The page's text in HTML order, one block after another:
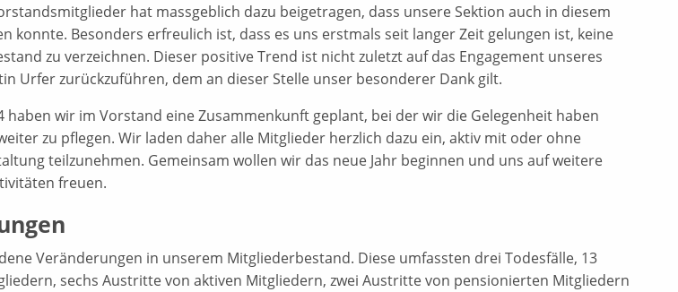
hat massgeblich dazu beigetragen, dass unsere Sektion auch in diesem
konnte. Besonders erfreulich ist, dass es uns erstmals seit langer Zeit gelungen ist, keine
zu verzeichnen. Dieser positive Trend ist nicht zuletzt auf das Engagement unseres
Urfer zurückzuführen, dem an dieser Stelle unser besonderer Dank gilt.
haben wir im Vorstand eine Zusammenkunft geplant, bei der wir die Gelegenheit haben
zu pflegen. Wir laden daher alle Mitglieder herzlich dazu ein, aktiv mit oder ohne
teilzunehmen. Gemeinsam wollen wir das neue Jahr beginnen und uns auf weitere
freuen.
Veränderungen in unserem Mitgliederbestand. Diese umfassten drei Todesfälle, 13
sechs Austritte von aktiven Mitgliedern, zwei Austritte von pensionierten Mitgliedern